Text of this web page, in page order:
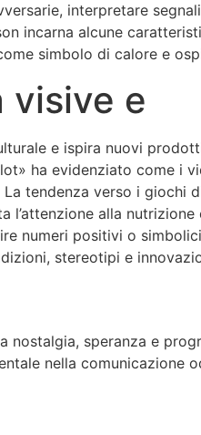
interpretare
incarna alcune
simbolo di calore e
visive e
e ispira nuovi
ha evidenziato come i
tendenza verso i giochi
l’attenzione alla
numeri positivi o
stereotipi e
speranza e
nella comunicazione